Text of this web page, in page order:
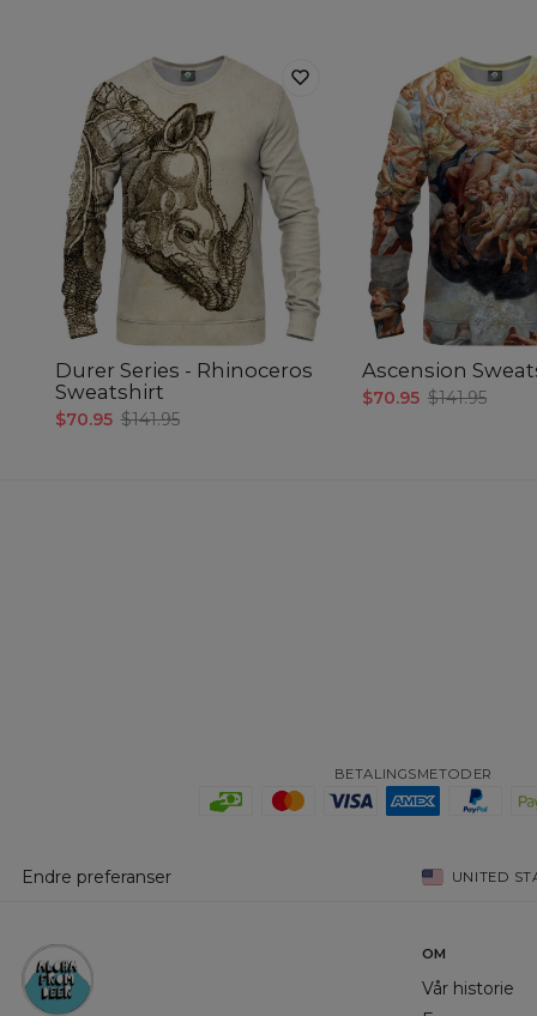
Durer Series - Rhinoceros
Sweatshirt
$70.95 $141.95
Ascension
$70.95 $141.95
BETALINGSMETODER
Endre preferanser UNITED
OM
Vår historie